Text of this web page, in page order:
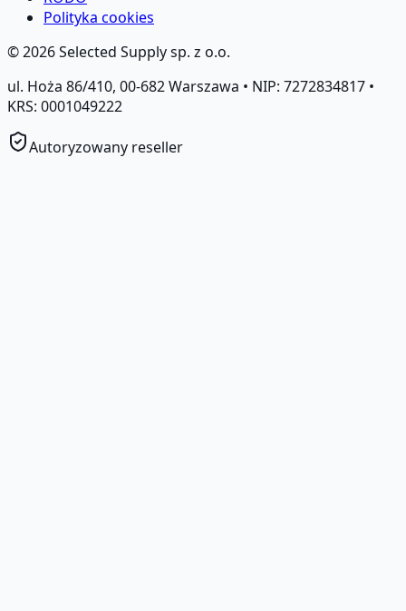
Polityka cookies
©2026Selected Supply sp. z o.o.
ul. Hoża 86/410, 00-682 Warszawa • NIP: 7272834817 •
KRS: 0001049222
Autoryzowany reseller